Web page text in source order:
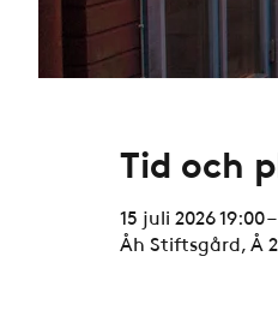
Tid och
15 juli 2026 19:00
Åh Stiftsgård, Å